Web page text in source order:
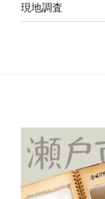
現地調査